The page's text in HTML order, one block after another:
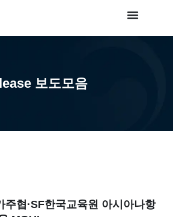
보도모음
주협·SF한국교육원 아시아나항